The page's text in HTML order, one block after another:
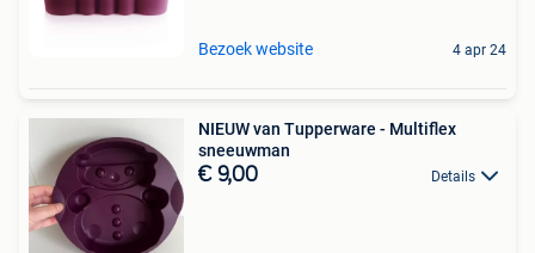
Bezoek website 4 apr 24
NIEUW van Tupperware - Multiflex
sneeuwman
€ 9,00 Details